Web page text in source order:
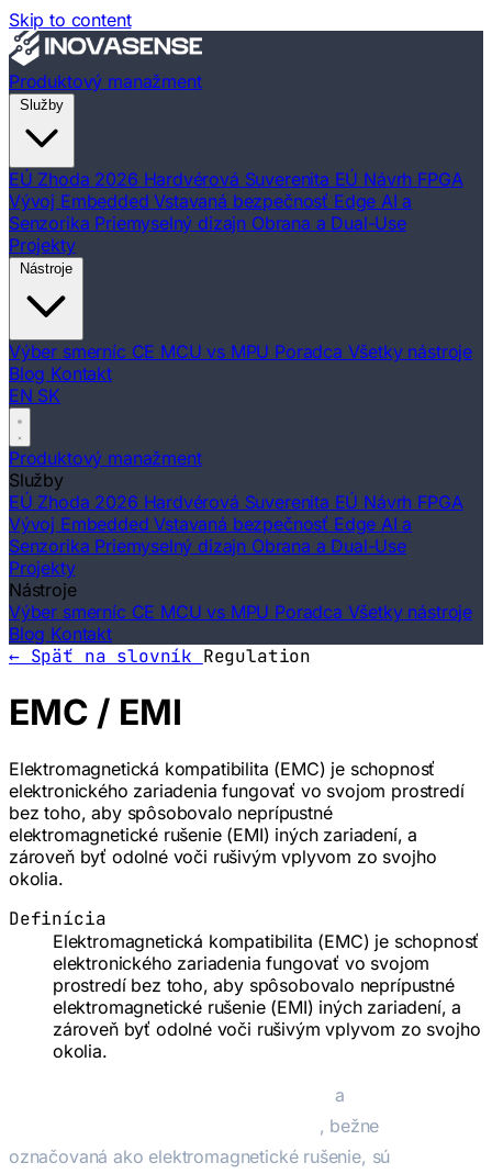
Skip to content
Produktový manažment
EÚ Zhoda 2026 Hardvérová Suverenita EÚ Návrh FPGA
Vývoj EmbeddedVstavaná bezpečnosť Edge AI a
Senzorika Priemyselný dizajn Obrana a Dual-Use
Projekty
Výber smerníc CE MCU vs MPU Poradca Všetky nástroje
Blog Kontakt
EN SK
Produktový manažment
Služby
EÚ Zhoda 2026 Hardvérová Suverenita EÚ Návrh FPGA
Vývoj EmbeddedVstavaná bezpečnosť Edge AI a
Senzorika Priemyselný dizajn Obrana a Dual-Use
Projekty
Nástroje
Výber smerníc CE MCU vs MPU Poradca Všetky nástroje
Blog Kontakt
← Späť na slovník Regulation
EMC / EMI
Elektromagnetická kompatibilita (EMC) je schopnosť
elektronického zariadenia fungovať vo svojom prostredí
bez toho, aby spôsobovalo neprípustné
elektromagnetické rušenie (EMI) iných zariadení, a
zároveň byť odolné voči rušivým vplyvom zo svojho
okolia.
Definícia
Elektromagnetická kompatibilita (EMC) je schopnosť
elektronického zariadenia fungovať vo svojom
prostredí bez toho, aby spôsobovalo neprípustné
elektromagnetické rušenie (EMI) iných zariadení, a
zároveň byť odolné voči rušivým vplyvom zo svojho
okolia.
a
, bežne
označovaná ako elektromagnetické rušenie, sú